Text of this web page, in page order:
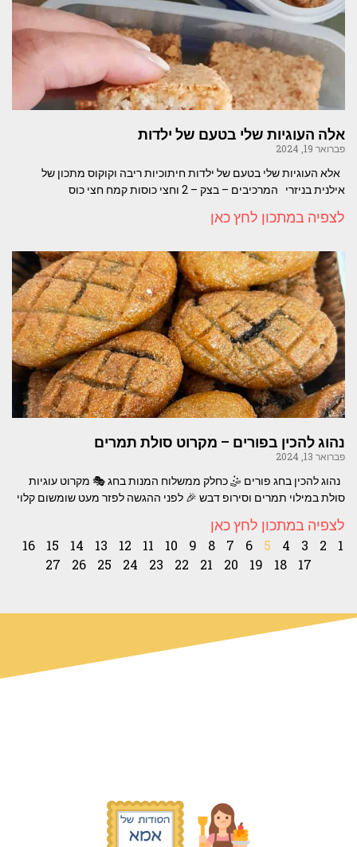
אלה העוגיות שלי בטעם של ילדות
פברואר 19, 2024
אלא העוגיות שלי בטעם של ילדות חיתוכיות ריבה וקוקוס מתכון של
אילנית בניזרי המרכיבים – בצק – 2 וחצי כוסות קמח חצי כוס
לצפיה במתכון לחץ כאן
נהוג להכין בפורים – מקרוט סולת תמרים
פברואר 13, 2024
נהוג להכין בחג פורים 🤹 כחלק ממשלוח המנות בחג 🎭 מקרוט עוגיות
סולת במילוי תמרים וסירופ דבש 🎉 לפני ההגשה לפזר מעט שומשום קלוי
לצפיה במתכון לחץ כאן
1
2
3
4
5
6
7
8
9
10
11
12
13
14
15
16
17
18
19
20
21
22
23
24
25
26
27